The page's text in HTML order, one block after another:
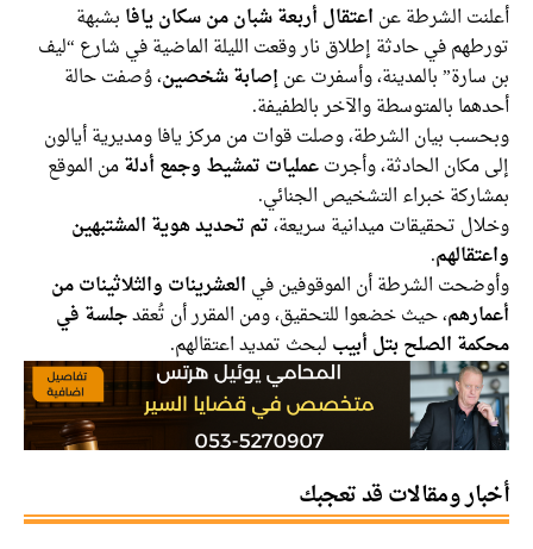
أعلنت الشرطة عن اعتقال أربعة شبان من سكان يافا بشبهة
تورطهم في حادثة إطلاق نار وقعت الليلة الماضية في شارع “ليف
بن سارة” بالمدينة، وأسفرت عنإصابة شخصين، وُصفت حالة
أحدهما بالمتوسطة والآخر بالطفيفة.
وبحسب بيان الشرطة، وصلت قوات من مركز يافا ومديرية أيالون
إلى مكان الحادثة، وأجرتعمليات تمشيط وجمع أدلةمن الموقع
بمشاركة خبراء التشخيص الجنائي.
وخلال تحقيقات ميدانية سريعة،تم تحديد هوية المشتبهين
واعتقالهم.
وأوضحت الشرطة أن الموقوفين في العشرينات والثلاثينات من
أعمارهم، حيث خضعوا للتحقيق، ومن المقرر أن تُعقدجلسة في
محكمة الصلح بتل أبيب لبحث تمديد اعتقالهم.
أخبار ومقالات قد تعجبك